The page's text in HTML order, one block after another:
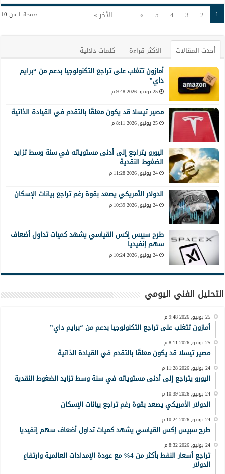
صفحة 1 من 10 1
2
3
4
5
»
... الأخر »
أحدث المقالات الأكثر قراءة
كلمات دلالية
أمازون تتغلب على تراجع التكنولوجيا بدعم من “برايم
داي”
25 يونيو, 2026 9:48 م
مصير تيسلا قد يكون معلقًا بالتقدم في القيادة الذاتية
25 يونيو, 2026 8:11 م
اليورو يتراجع إلى أدنى مستوياته في سنة وسط تزايد
الضغوط النقدية
24 يونيو, 2026 11:28 م
الدولار الأمريكي يصعد بقوة رغم تراجع بيانات الإسكان
24 يونيو, 2026 10:39 م
طرح سبيس إكس القياسي يشهد كميات تداول أضعاف
سهم إنفيديا
24 يونيو, 2026 10:24 م
التحليل الفني اليومي
25 يونيو, 2026 9:48 م
أمازون تتغلب على تراجع التكنولوجيا بدعم من “برايم داي”
25 يونيو, 2026 8:11 م
مصير تيسلا قد يكون معلقًا بالتقدم في القيادة الذاتية
24 يونيو, 2026 11:28 م
اليورو يتراجع إلى أدنى مستوياته في سنة وسط تزايد الضغوط النقدية
24 يونيو, 2026 10:39 م
الدولار الأمريكي يصعد بقوة رغم تراجع بيانات الإسكان
24 يونيو, 2026 10:24 م
طرح سبيس إكس القياسي يشهد كميات تداول أضعاف سهم إنفيديا
24 يونيو, 2026 8:32 م
تراجع أسعار النفط بأكثر من 4% مع عودة الإمدادات العالمية وارتفاع
الدولار